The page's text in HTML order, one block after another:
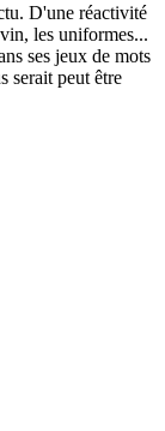
D'une réactivité
les uniformes...
ses jeux de mots
serait peut être